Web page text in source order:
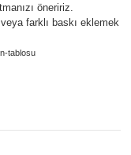
öneririz.
farklı baskı eklemek
tablosu